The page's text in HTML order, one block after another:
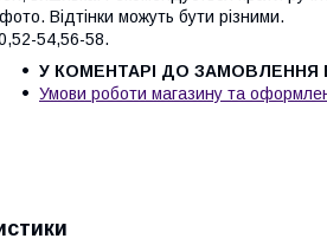
Відтінки можуть бути різними.
54,56-58.
У КОМЕНТАРІ ДО ЗАМОВЛЕННЯ
Умови роботи магазину та